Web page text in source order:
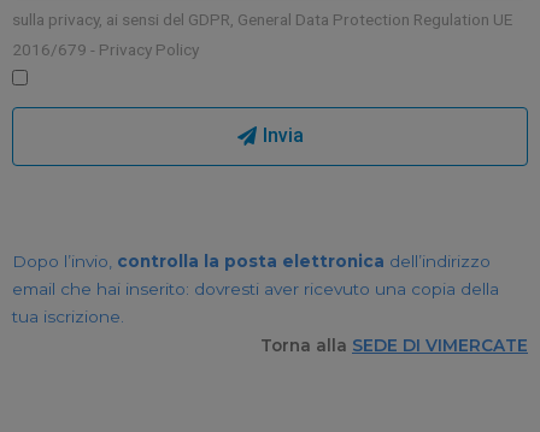
sulla privacy, ai sensi del GDPR, General Data Protection Regulation UE
2016/679 - Privacy Policy
Invia
Dopo l’invio, controlla la posta elettronica dell’indirizzo
email che hai inserito: dovresti aver ricevuto una copia della
tua iscrizione.
Torna alla SEDE DI VIMERCATE